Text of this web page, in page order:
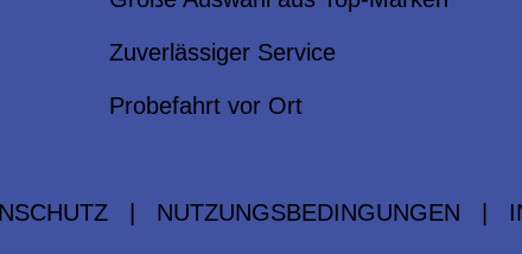
Zuverlässiger Service
Probefahrt vor Ort
NUTZUNGSBEDINGUNGEN